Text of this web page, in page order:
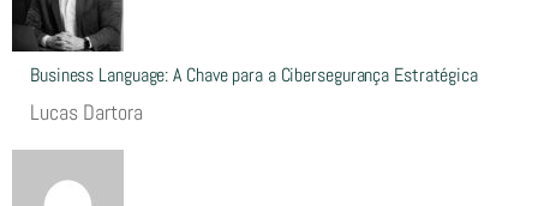
Business Language: A Chave para a Cibersegurança Estratégica
Lucas Dartora